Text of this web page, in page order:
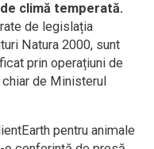
climă temperată.
de legislația
Natura 2000, sunt
prin operațiuni de
de Ministerul
pentru animale